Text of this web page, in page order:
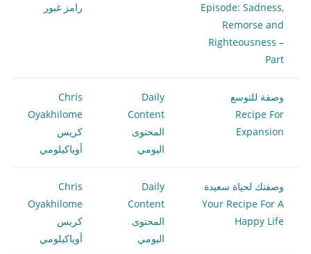
Episode: Sadness,
Remorse and
Righteousness –
Part
رامز غبور
وصفة للتوسع
Recipe For
Expansion
Daily
Content
المحتوى
اليومي
Chris
Oyakhilome
كريس
أوياكيلومي
وصفتك لحياة سعيدة
Your Recipe For A
Happy Life
Daily
Content
المحتوى
اليومي
Chris
Oyakhilome
كريس
أوياكيلومي